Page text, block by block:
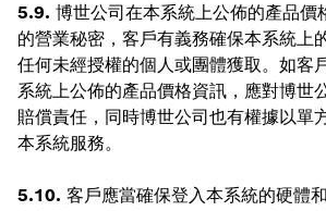
5.9. 博世公司在本系統上公佈的產品價
的營業秘密，客戶有義務確保本系統上
任何未經授權的個人或團體獲取。如客
系統上公佈的產品價格資訊，應對博世
賠償責任，同時博世公司也有權據以單
本系統服務。
5.10. 客戶應當確保登入本系統的硬體